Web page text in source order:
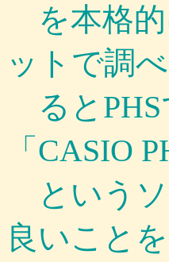
を本格的
ットで調
るとPHS
「CASIO
というソ
良いこと